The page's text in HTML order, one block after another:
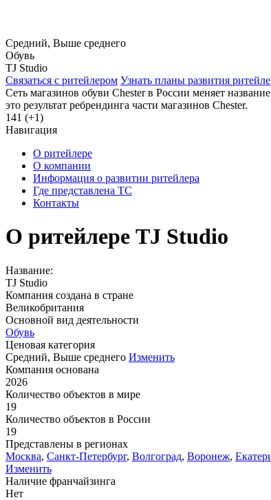
Средний, Выше среднего
Обувь
TJ Studio
Связаться с ритейлером Узнать планы развития
Cеть магазинов обуви Chester в России меняет
это результат ребрендинга части магазинов Chester.
141 (+1)
Навигация
О ритейлере
О компании
Информация о развитии ритейлера
Где представлена ТС
Контакты
О ритейлере TJ Studio
Название:
TJ Studio
Компания создана в стране
Великобритания
Основной вид деятельности
Обувь
Ценовая категория
Средний, Выше среднего Изменить
Компания основана
2026
Количество объектов в мире
19
Количество объектов в России
19
Представлены в регионах
Москва, Санкт-Петербург, Волгоград, Воронеж,
Изменить
Наличие франчайзинга
Нет